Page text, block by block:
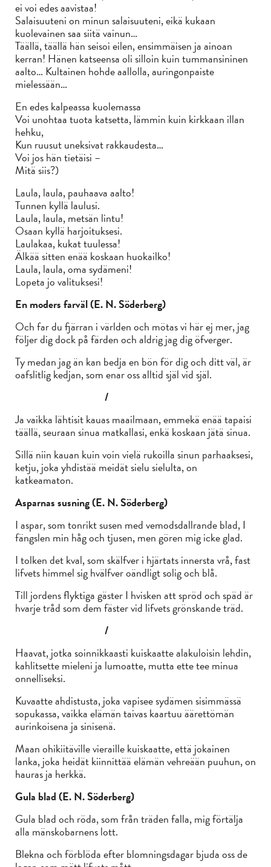
ei voi edes aavistaa!
Salaisuuteni on minun salaisuuteni, eikä kukaan
kuolevainen saa siitä vainun…
Täällä, täällä hän seisoi eilen, ensimmäisen ja ainoan
kerran! Hänen katseensa oli silloin kuin tummansininen
aalto… Kultainen hohde aallolla, auringonpaiste
mielessään…
En edes kalpeassa kuolemassa
Voi unohtaa tuota katsetta, lämmin kuin kirkkaan illan
hehku,
Kun ruusut uneksivat rakkaudesta…
Voi jos hän tietäisi –
Mitä siis?)
Laula, laula, pauhaava aalto!
Tunnen kyllä laulusi.
Laula, laula, metsän lintu!
Osaan kyllä harjoituksesi.
Laulakaa, kukat tuulessa!
Älkää sitten enää koskaan huokailko!
Laula, laula, oma sydämeni!
Lopeta jo valituksesi!
En moders farväl (E. N. Söderberg)
Och far du fjärran i världen och mötas vi här ej mer, jag
följer dig dock på färden och aldrig jag dig öfverger.
Ty medan jag än kan bedja en bön för dig och ditt väl, är
oafslitlig kedjan, som enar oss alltid själ vid själ.
/
Ja vaikka lähtisit kauas maailmaan, emmekä enää tapaisi
täällä, seuraan sinua matkallasi, enkä koskaan jätä sinua.
Sillä niin kauan kuin voin vielä rukoilla sinun parhaaksesi,
ketju, joka yhdistää meidät sielu sielulta, on
katkeamaton.
Asparnas susning (E. N. Söderberg)
I aspar, som tonrikt susen med vemodsdallrande blad, I
fängslen min håg och tjusen, men gören mig icke glad.
I tolken det kval, som skälfver i hjärtats innersta vrå, fast
lifvets himmel sig hvälfver oändligt solig och blå.
Till jordens flyktiga gäster I hvisken att spröd och späd är
hvarje tråd som dem fäster vid lifvets grönskande träd.
/
Haavat, jotka soinnikkaasti kuiskaatte alakuloisin lehdin,
kahlitsette mieleni ja lumoatte, mutta ette tee minua
onnelliseksi.
Kuvaatte ahdistusta, joka vapisee sydämen sisimmässä
sopukassa, vaikka elämän taivas kaartuu äärettömän
aurinkoisena ja sinisenä.
Maan ohikiitäville vieraille kuiskaatte, että jokainen
lanka, joka heidät kiinnittää elämän vehreään puuhun, on
hauras ja herkkä.
Gula blad (E. N. Söderberg)
Gula blad och röda, som från träden falla, mig förtälja
alla mänskobarnens lott.
Blekna och förblöda efter blomningsdagar bjuda oss de